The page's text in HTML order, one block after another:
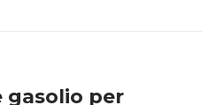
gasolio per